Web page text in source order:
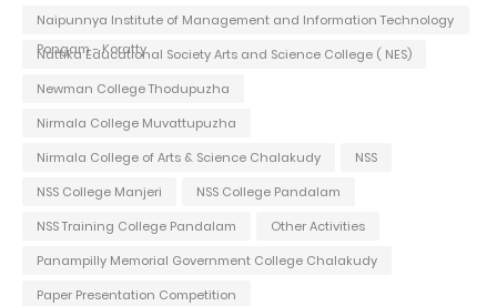
Naipunnya Institute of Management and Information Technology
Pongam - Koratty
Nattika Educational Society Arts and Science College ( NES)
Newman College Thodupuzha
Nirmala College Muvattupuzha
Nirmala College of Arts & Science Chalakudy
NSS
NSS College Manjeri
NSS College Pandalam
NSS Training College Pandalam
Other Activities
Panampilly Memorial Government College Chalakudy
Paper Presentation Competition